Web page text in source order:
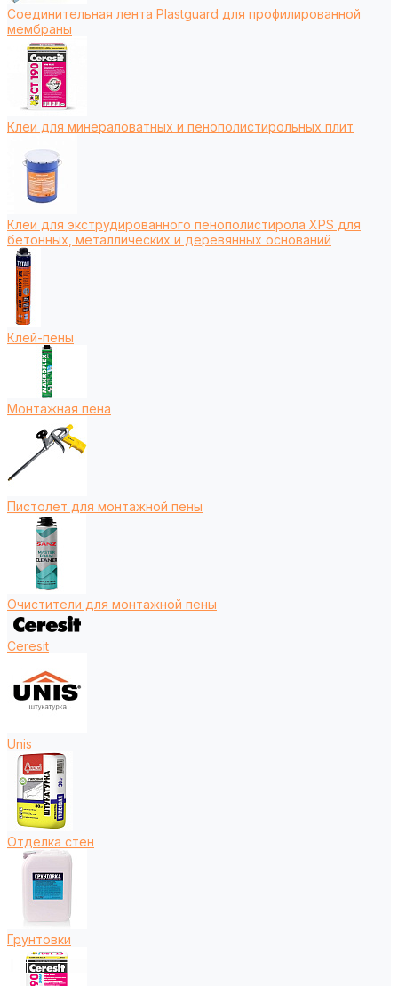
Соединительная лента Plastguard для профилированной
мембраны
Клеи для минераловатных и пенополистирольных плит
Клеи для экструдированного пенополистирола XPS для
бетонных, металлических и деревянных оснований
Клей-пены
Монтажная пена
Пистолет для монтажной пены
Очистители для монтажной пены
Ceresit
Unis
Отделка стен
Грунтовки